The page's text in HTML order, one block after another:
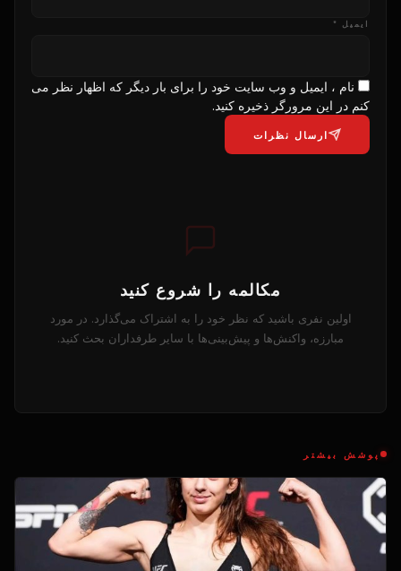
ایمیل *
نام ، ایمیل و وب سایت خود را برای بار دیگر که اظهار نظر می
کنم در این مرورگر ذخیره کنید.
ارسال نظرات
مکالمه را شروع کنید
اولین نفری باشید که نظر خود را به اشتراک می‌گذارد. در مورد
مبارزه، واکنش‌ها و پیش‌بینی‌ها با سایر طرفداران بحث کنید.
پوشش بیشتر